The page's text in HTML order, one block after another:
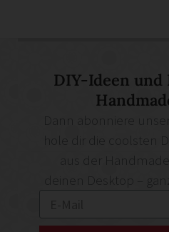
DIY-Ideen und
deinen Desktop –